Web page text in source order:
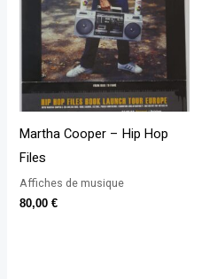
Martha Cooper – Hip Hop
Files
Affiches de musique
80,00€